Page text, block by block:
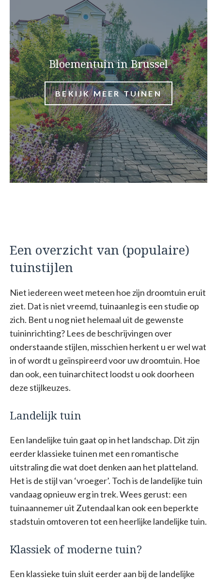
Bloementuin in Brussel
BEKIJK MEER TUINEN
Een overzicht van (populaire)
tuinstijlen
Niet iedereen weet meteen hoe zijn droomtuin eruit
ziet. Dat is niet vreemd, tuinaanleg is een studie op
zich. Bent u nog niet helemaal uit de gewenste
tuininrichting? Lees de beschrijvingen over
onderstaande stijlen, misschien herkent u er wel wat
in of wordt u geïnspireerd voor uw droomtuin. Hoe
dan ook, een tuinarchitect loodst u ook doorheen
deze stijlkeuzes.
Landelijk tuin
Een landelijke tuin gaat op in het landschap. Dit zijn
eerder klassieke tuinen met een romantische
uitstraling die wat doet denken aan het platteland.
Het is de stijl van ‘vroeger’. Toch is de landelijke tuin
vandaag opnieuw erg in trek. Wees gerust: een
tuinaannemer uit Zutendaal kan ook een beperkte
stadstuin omtoveren tot een heerlijke landelijke tuin.
Klassiek of moderne tuin?
Een klassieke tuin sluit eerder aan bij de landelijke